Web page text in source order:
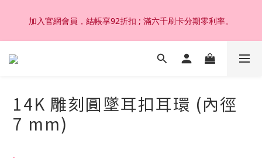
加入官網會員，結帳享92折扣 ; 滿六千刷卡分期零利率。
加入官網會員，結帳享92折扣 ; 滿六千刷卡分期零利率。
韓國設計製作。純14K 18K金，非鍍金非注金；洗澡，運動(汗
加入官網會員，結帳享92折扣 ; 滿六千刷卡分期零利率。
14K 雕刻圓墜耳扣耳環 (內徑
7 mm)